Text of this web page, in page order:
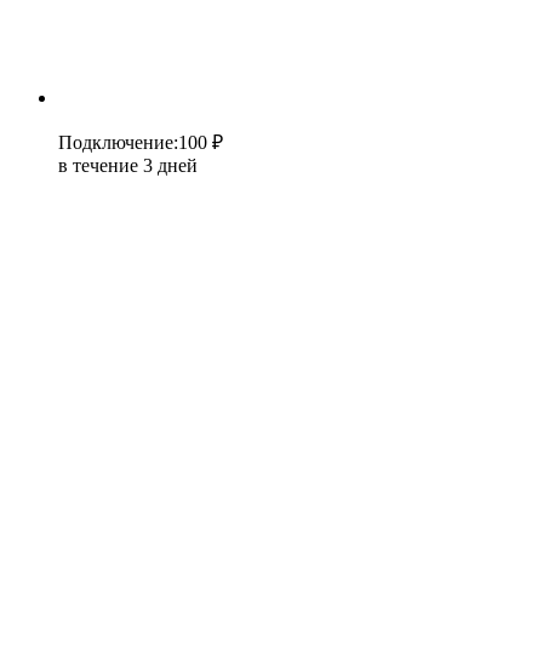
Подключение:100 ₽
в течение 3 дней